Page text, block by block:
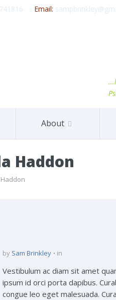
Email:
About
Haddon
by Sam Brinkley in
Vestibulum ac diam sit amet
ipsum id orci porta dapibus.
congue leo eget malesuada.